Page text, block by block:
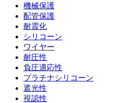
機械保護
配管保護
耐震化
シリコーン
ワイヤー
耐圧性
負圧適応性
プラチナシリコーン
遮光性
視認性